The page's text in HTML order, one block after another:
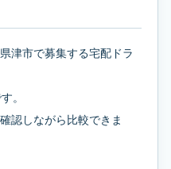
津市で募集する宅配ドラ
。
認しながら比較できま